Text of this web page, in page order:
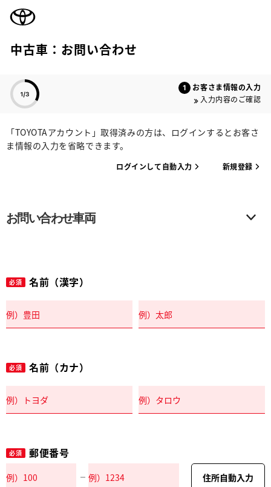
中古車：お問い合わせ
お客さま情報の入力
入力内容のご確認
「TOYOTAアカウント」取得済みの方は、ログインするとお客さ
ま情報の入力を省略できます。
ログインして自動入力 新規登録
お問い合わせ車両
必須 名前（漢字）
必須 名前（カナ）
必須 郵便番号
住所自動入力